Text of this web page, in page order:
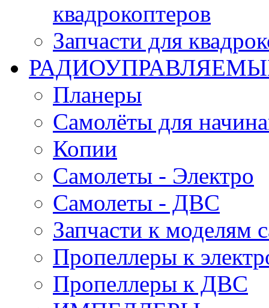
квадрокоптеров
Запчасти для
Планеры
Самолёты для
Копии
Самолеты - Электро
Самолеты - ДВС
Запчасти к моделям
Пропеллеры к
Пропеллеры к ДВС